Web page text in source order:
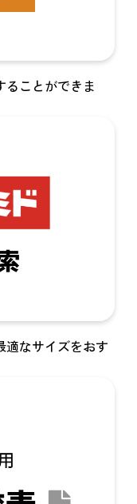
ることができま
適なサイズをおす